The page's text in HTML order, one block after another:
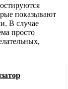
показывают
В случае
просто